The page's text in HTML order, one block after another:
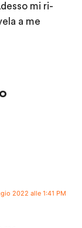
mi ri-
a me
2022 alle 1:41 PM